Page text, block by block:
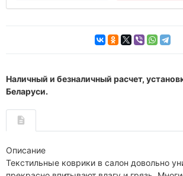
Наличный и безналичный расчет,
Беларуси.
Описание
Текстильные коврики в салон довольно